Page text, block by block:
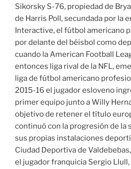
Sikorsky S-76, propiedad de
de Harris Poll, secundada por la
Interactive, el fútbol americano
por delante del béisbol como
cuando la American Football
entonces liga rival de la NFL,
liga de fútbol americano
2015-16 el jugador esloveno
primer equipo junto a Willy
objetivo de retener el título
continuó con la progresión de la
sus propias instalaciones
Ciudad Deportiva de
el jugador franquicia Sergio